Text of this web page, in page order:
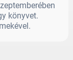
könyvet.